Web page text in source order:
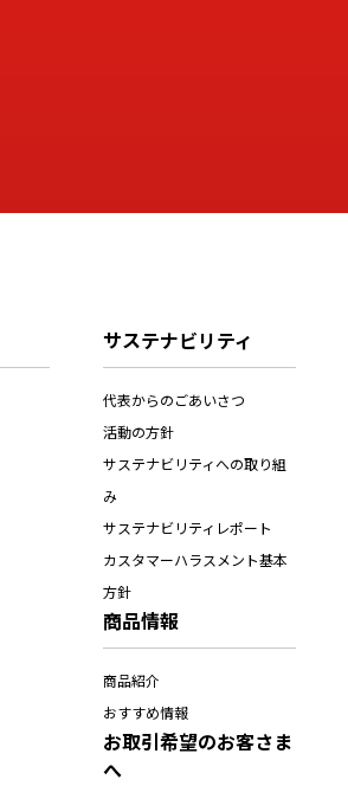
サステナビリティ
代表からのごあいさつ
活動の方針
サステナビリティへの取り組
み
サステナビリティレポート
カスタマーハラスメント基本
方針
商品情報
商品紹介
おすすめ情報
お取引希望のお客さま
へ